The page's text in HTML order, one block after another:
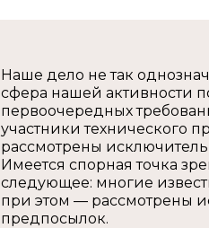
Наше дело не так
сфера нашей активности
первоочередных
участники технического
рассмотрены
Имеется спорная точка
следующее: многие
при этом — рассмотрены
предпосылок.